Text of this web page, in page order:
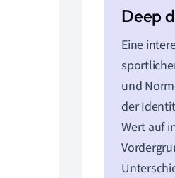
Eine
und
der
Wert auf